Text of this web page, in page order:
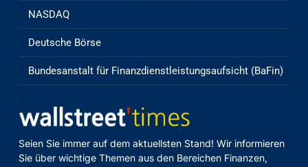
NASDAQ
Deutsche Börse
Bundesanstalt für Finanzdienstleistungsaufsicht (BaFin)
Seien Sie immer auf dem aktuellsten Stand! Wir informieren
Sie über wichtige Themen aus den Bereichen Finanzen,